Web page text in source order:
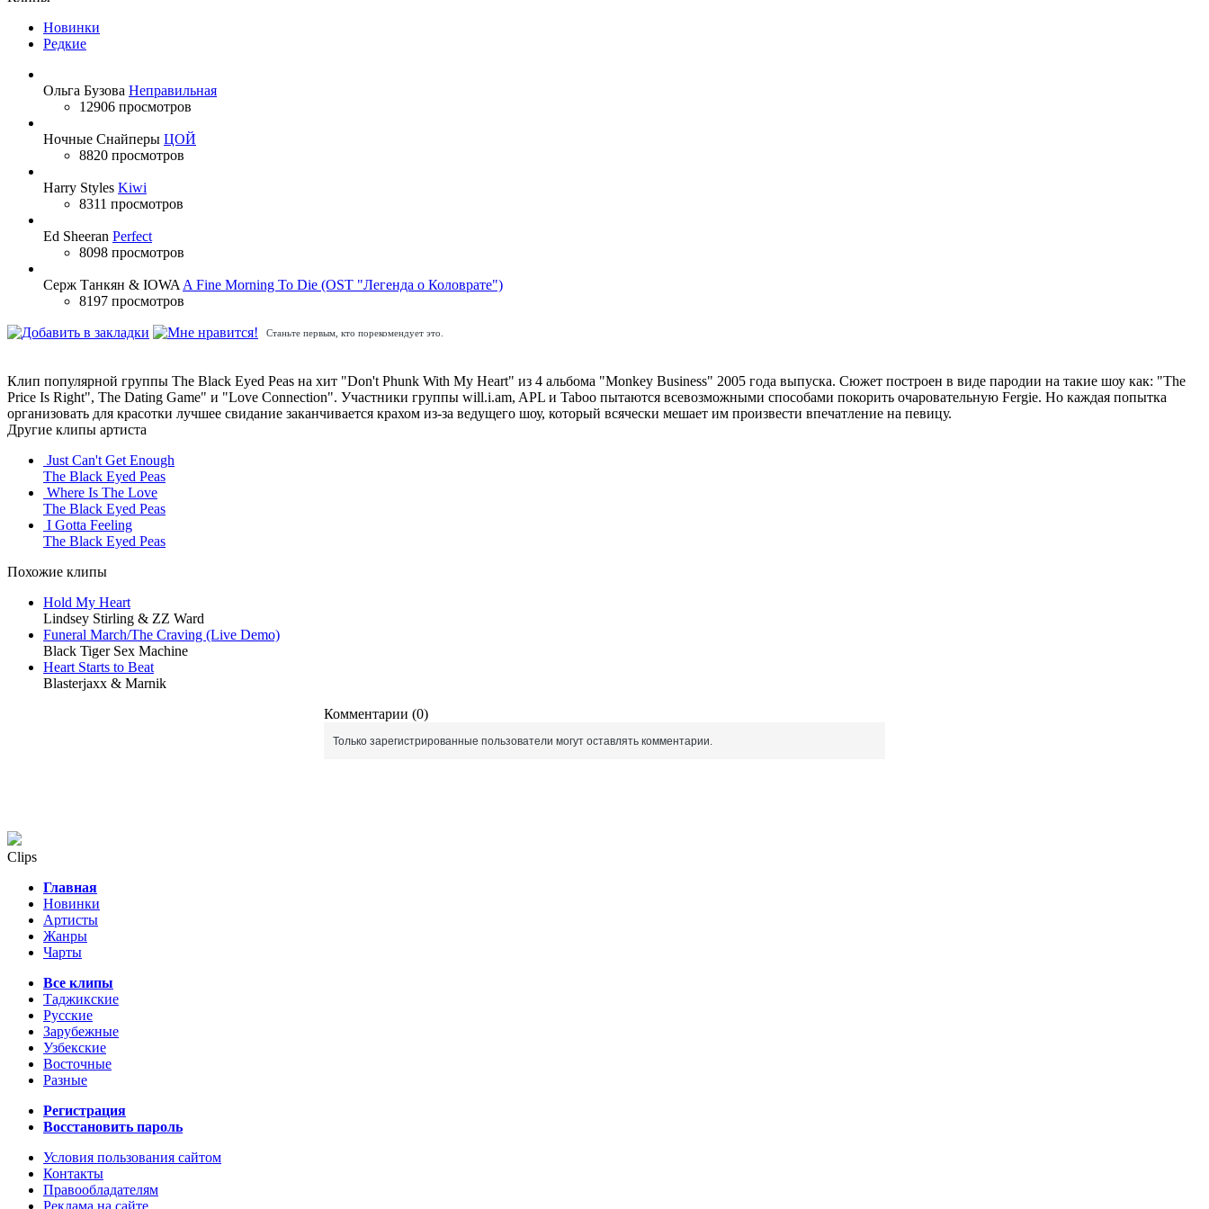
Новинки
Редкие
Ольга Бузова Неправильная
12906 просмотров
Ночные Снайперы ЦОЙ
8820 просмотров
Harry Styles Kiwi
8311 просмотров
Ed Sheeran Perfect
8098 просмотров
Серж Танкян & IOWA A Fine Morning To Die (OST "Легенда о Коловрате")
8197 просмотров
Станьте первым, кто порекомендует это.
Клип популярной группы The Black Eyed Peas на хит "Don't Phunk With My Heart" из 4 альбома "Monkey Business" 2005 года выпуска. Сюжет построен в виде пародии на такие шоу как: "The
Price Is Right", The Dating Game" и "Love Connection". Участники группы will.i.am, APL и Taboo пытаются всевозможными способами покорить очаровательную Fergie. Но каждая попытка
организовать для красотки лучшее свидание заканчивается крахом из-за ведущего шоу, который всячески мешает им произвести впечатление на певицу.
Другие клипы артиста
Just Can't Get Enough
The Black Eyed Peas
Where Is The Love
The Black Eyed Peas
I Gotta Feeling
The Black Eyed Peas
Похожие клипы
Hold My Heart
Lindsey Stirling & ZZ Ward
Funeral March/The Craving (Live Demo)
Black Tiger Sex Machine
Heart Starts to Beat
Blasterjaxx & Marnik
Комментарии (0)
Только зарегистрированные пользователи могут оставлять комментарии.
Clips
Главная
Новинки
Артисты
Жанры
Чарты
Все клипы
Таджикские
Русские
Зарубежные
Узбекские
Восточные
Разные
Регистрация
Восстановить пароль
Условия пользования сайтом
Контакты
Правообладателям